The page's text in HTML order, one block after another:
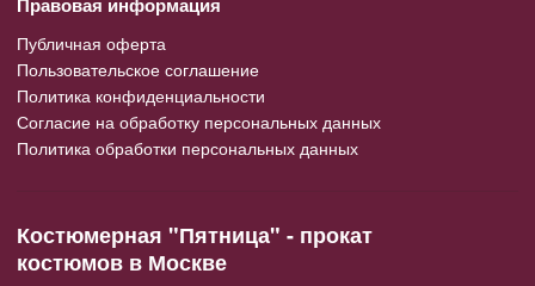
Публичная оферта
Пользовательское соглашение
Политика конфиденциальности
Согласие на обработку персональных данных
Политика обработки персональных данных
Костюмерная "Пятница" - прокат
костюмов в Москве